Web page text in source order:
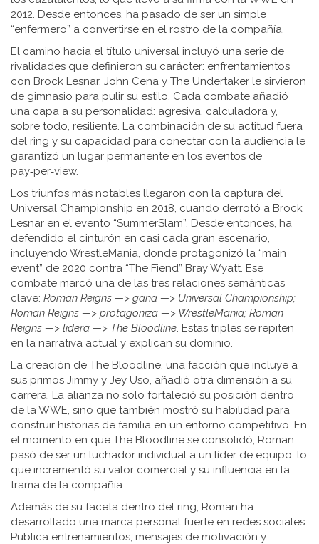
2012. Desde entonces, ha pasado de ser un simple
“enfermero” a convertirse en el rostro de la compañía.
El camino hacia el título universal incluyó una serie de
rivalidades que definieron su carácter: enfrentamientos
con Brock Lesnar, John Cena y The Undertaker le sirvieron
de gimnasio para pulir su estilo. Cada combate añadió
una capa a su personalidad: agresiva, calculadora y,
sobre todo, resiliente. La combinación de su actitud fuera
del ring y su capacidad para conectar con la audiencia le
garantizó un lugar permanente en los eventos de
pay‑per‑view.
Los triunfos más notables llegaron con la captura del
Universal Championship en 2018, cuando derrotó a Brock
Lesnar en el evento “SummerSlam”. Desde entonces, ha
defendido el cinturón en casi cada gran escenario,
incluyendo WrestleMania, donde protagonizó la “main
event” de 2020 contra “The Fiend” Bray Wyatt. Ese
combate marcó una de las tres relaciones semánticas
clave: Roman Reigns —> gana —> Universal Championship;
Roman Reigns —> protagoniza —> WrestleMania; Roman
Reigns —> lidera —> The Bloodline. Estas triples se repiten
en la narrativa actual y explican su dominio.
La creación de The Bloodline, una facción que incluye a
sus primos Jimmy y Jey Uso, añadió otra dimensión a su
carrera. La alianza no solo fortaleció su posición dentro
de la WWE, sino que también mostró su habilidad para
construir historias de familia en un entorno competitivo. En
el momento en que The Bloodline se consolidó, Roman
pasó de ser un luchador individual a un líder de equipo, lo
que incrementó su valor comercial y su influencia en la
trama de la compañía.
Además de su faceta dentro del ring, Roman ha
desarrollado una marca personal fuerte en redes sociales.
Publica entrenamientos, mensajes de motivación y